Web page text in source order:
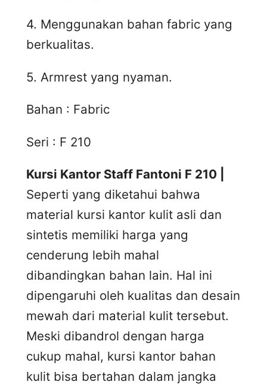
4. Menggunakan bahan fabric yang
berkualitas.
5. Armrest yang nyaman.
Bahan : Fabric
Seri : F 210
Kursi Kantor Staff Fantoni F 210 |
Seperti yang diketahui bahwa
material kursi kantor kulit asli dan
sintetis memiliki harga yang
cenderung lebih mahal
dibandingkan bahan lain. Hal ini
dipengaruhi oleh kualitas dan desain
mewah dari material kulit tersebut.
Meski dibandrol dengan harga
cukup mahal, kursi kantor bahan
kulit bisa bertahan dalam jangka